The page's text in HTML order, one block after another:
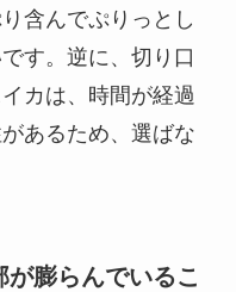
含んでぷりっとし
す。逆に、切り口
カは、時間が経過
あるため、選ばな
膨らんでいるこ